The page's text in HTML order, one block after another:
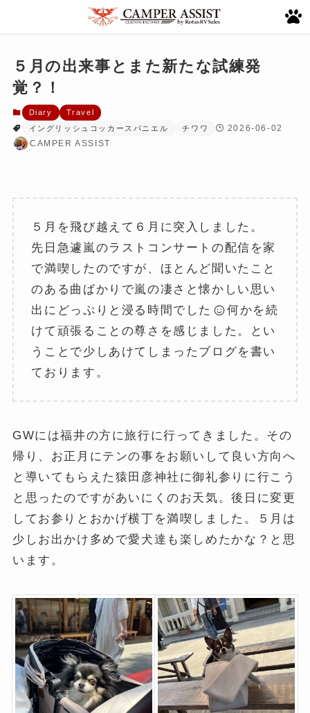
５月の出来事とまた新たな試練発
覚？！
Diary
Travel
イングリッシュコッカースパニエル
チワワ
2026-06-02
CAMPER ASSIST
５月を飛び越えて６月に突入しました。
先日急遽嵐のラストコンサートの配信を家
で満喫したのですが、ほとんど聞いたこと
のある曲ばかりで嵐の凄さと懐かしい思い
出にどっぷりと浸る時間でした
何かを続
けて頑張ることの尊さを感じました。とい
うことで少しあけてしまったブログを書い
ております。
GWには福井の方に旅行に行ってきました。その
帰り、お正月にテンの事をお願いして良い方向へ
と導いてもらえた猿田彦神社に御礼参りに行こう
と思ったのですがあいにくのお天気。後日に変更
してお参りとおかげ横丁を満喫しました。５月は
少しお出かけ多めで愛犬達も楽しめたかな？と思
います。